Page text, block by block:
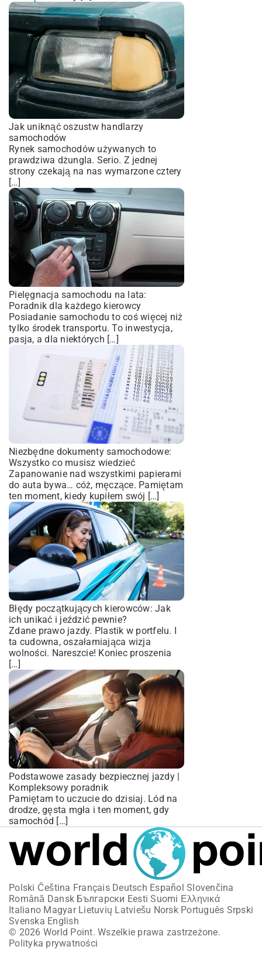
Jak uniknąć oszustw handlarzy
samochodów
Rynek samochodów używanych to
prawdziwa dżungla. Serio. Z jednej
strony czekają na nas wymarzone cztery
[…]
Pielęgnacja samochodu na lata:
Poradnik dla każdego kierowcy
Posiadanie samochodu to coś więcej niż
tylko środek transportu. To inwestycja,
pasja, a dla niektórych […]
Niezbędne dokumenty samochodowe:
Wszystko co musisz wiedzieć
Zapanowanie nad wszystkimi papierami
do auta bywa… cóż, męczące. Pamiętam
ten moment, kiedy kupiłem swój […]
Błędy początkujących kierowców: Jak
ich unikać i jeździć pewnie?
Zdane prawo jazdy. Plastik w portfelu. I
ta cudowna, oszałamiająca wizja
wolności. Nareszcie! Koniec proszenia
[…]
Podstawowe zasady bezpiecznej jazdy |
Kompleksowy poradnik
Pamiętam to uczucie do dzisiaj. Lód na
drodze, gęsta mgła i ten moment, gdy
samochód […]
Polski Čeština Français Deutsch Español Slovenčina
Română Dansk Български Eesti Suomi Ελληνικά
Italiano Magyar Lietuvių Latviešu Norsk Português Srpski
Svenska English
© 2026 World Point. Wszelkie prawa zastrzeżone.
Polityka prywatności